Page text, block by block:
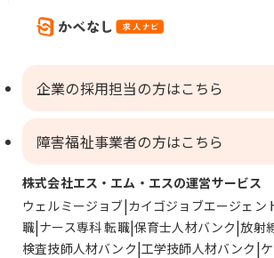
企業の採用担当の方はこちら
障害福祉事業者の方はこちら
株式会社エス・エム・エスの運営サービス
ウェルミージョブ カイゴジョブエージェン
職 ナース専科 転職 保育士人材バンク 放射
検査技師人材バンク 工学技師人材バンク